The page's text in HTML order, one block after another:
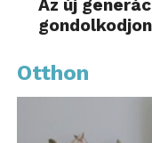
Az új
Otthon